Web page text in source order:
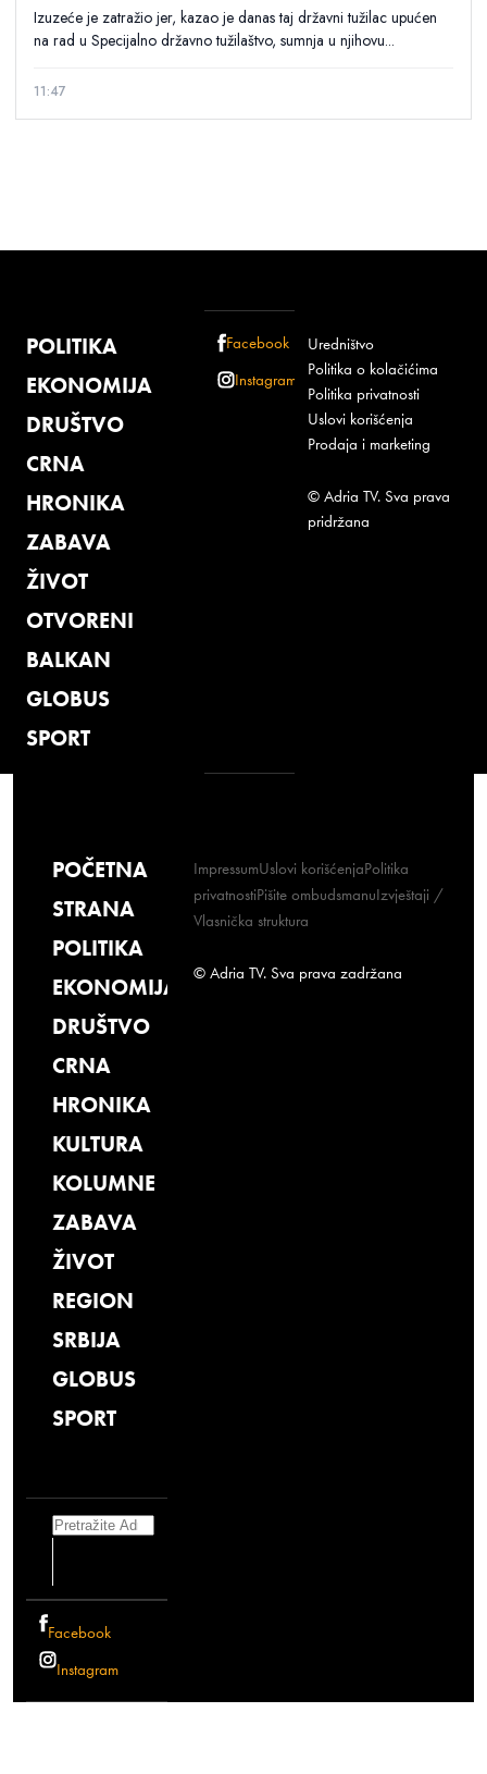
Izuzeće je zatražio jer, kazao je danas taj državni tužilac upućen
na rad u Specijalno državno tužilaštvo, sumnja u njihovu...
11:47
POLITIKA
EKONOMIJA
DRUŠTVO
CRNA
HRONIKA
ZABAVA
ŽIVOT
OTVORENI
BALKAN
GLOBUS
SPORT
Facebook
Instagram
Uredništvo
Politika o kolačićima
Politika privatnosti
Uslovi korišćenja
Prodaja i marketing
© Adria TV. Sva prava
pridržana
POČETNA
STRANA
POLITIKA
EKONOMIJA
DRUŠTVO
CRNA
HRONIKA
KULTURA
KOLUMNE
ZABAVA
ŽIVOT
REGION
SRBIJA
GLOBUS
SPORT
Search
Facebook
Instagram
ImpressumUslovi korišćenjaPolitika
privatnostiPišite ombudsmanuIzvještaji /
Vlasnička struktura
© Adria TV. Sva prava zadržana